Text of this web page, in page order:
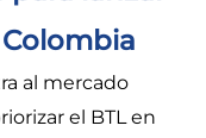
al mercado
el BTL en